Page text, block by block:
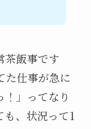
茶飯事です
た仕事が急に
」ってなり
、状況って1